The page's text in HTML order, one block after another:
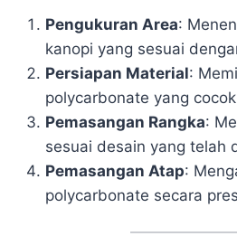
Pengukuran Area:
kanopi yang sesuai
Persiapan Material:
polycarbonate yang
Pemasangan Rangka:
sesuai desain yang telah
Pemasangan Atap:
polycarbonate secara